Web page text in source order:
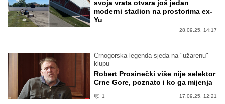
svoja vrata otvara još jedan
moderni stadion na prostorima ex-
Yu
28.09.25. 14:17
Crnogorska legenda sjeda na "užarenu"
klupu
Robert Prosinečki više nije selektor
Crne Gore, poznato i ko ga mijenja
1 17.09.25. 12:21